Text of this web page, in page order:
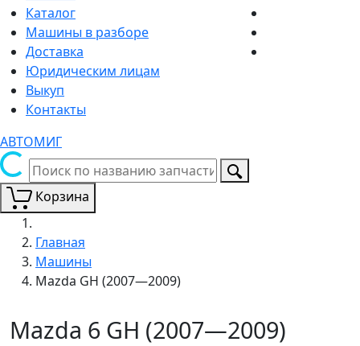
Каталог
Машины в разборе
Доставка
Юридическим лицам
Выкуп
Контакты
АВТОМИГ
Корзина
Главная
Машины
Mazda GH (2007—2009)
Mazda 6 GH (2007—2009)